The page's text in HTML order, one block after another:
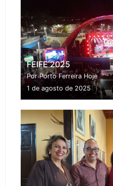
FEIFE 2025
Por Porto Ferreira Hoje
1 de agosto de 2025